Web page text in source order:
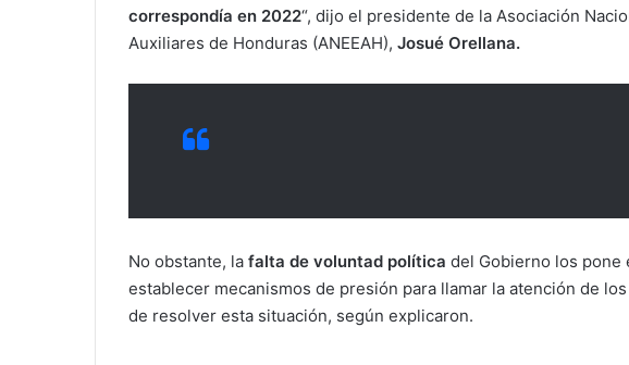
correspondía en 2022“, dijo el presidente de la Asociación
Auxiliares de Honduras (ANEEAH), Josué Orellana.
No obstante, la falta de voluntad política del Gobierno los pone
establecer mecanismos de presión para llamar la atención de
de resolver esta situación, según explicaron.